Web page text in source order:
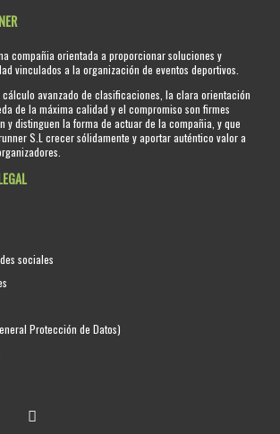
compañia orientada a proporcionar soluciones y
vinculados a la organización de eventos deportivos.
avanzado de clasificaciones, la clara orientación
de la máxima calidad y el compromiso son firmes
y distinguen la forma de actuar de la compañia, y que
S.L crecer sólidamente y aportar auténtico valor a
sociales
Protección de Datos)